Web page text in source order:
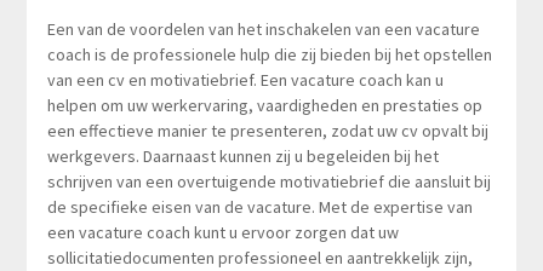
Een van de voordelen van het inschakelen van een vacature
coach is de professionele hulp die zij bieden bij het opstellen
van een cv en motivatiebrief. Een vacature coach kan u
helpen om uw werkervaring, vaardigheden en prestaties op
een effectieve manier te presenteren, zodat uw cv opvalt bij
werkgevers. Daarnaast kunnen zij u begeleiden bij het
schrijven van een overtuigende motivatiebrief die aansluit bij
de specifieke eisen van de vacature. Met de expertise van
een vacature coach kunt u ervoor zorgen dat uw
sollicitatiedocumenten professioneel en aantrekkelijk zijn,